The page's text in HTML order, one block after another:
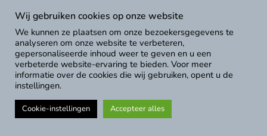
App Store-logo is een handelsmerk van Apple Inc.
Gebruiksvoorwaarden weergeven
Wij gebruiken cookies op onze website
We kunnen ze plaatsen om onze bezoekersgegevens te
analyseren om onze website te verbeteren,
gepersonaliseerde inhoud weer te geven en u een
verbeterde website-ervaring te bieden. Voor meer
informatie over de cookies die wij gebruiken, opent u de
instellingen.
Cookie-instellingen Accepteer alles